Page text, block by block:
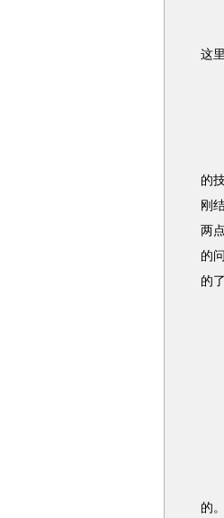
李
这
主
李
的
刚
两
的
的
主
李
主
李
的